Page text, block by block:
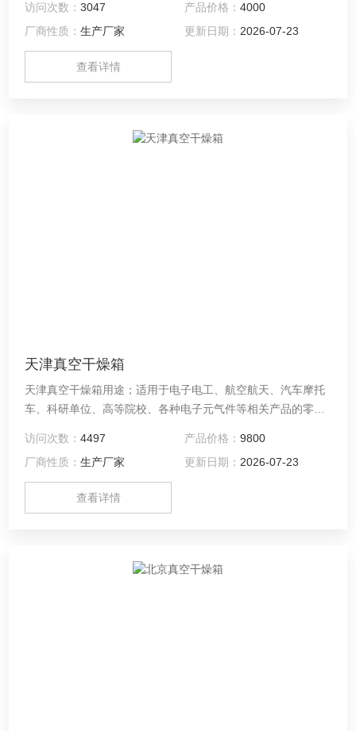
置东西，方便维护操作。
访问次数：3047 产品价格： 4000
厂商性质：生产厂家 更新日期： 2026-07-23
查看详情
天津真空干燥箱
天津真空干燥箱用途；适用于电子电工、航空航天、汽车摩托
车、科研单位、高等院校、各种电子元气件等相关产品的零部
验，检测其各性能指标。
访问次数：4497 产品价格： 9800
厂商性质：生产厂家 更新日期： 2026-07-23
查看详情